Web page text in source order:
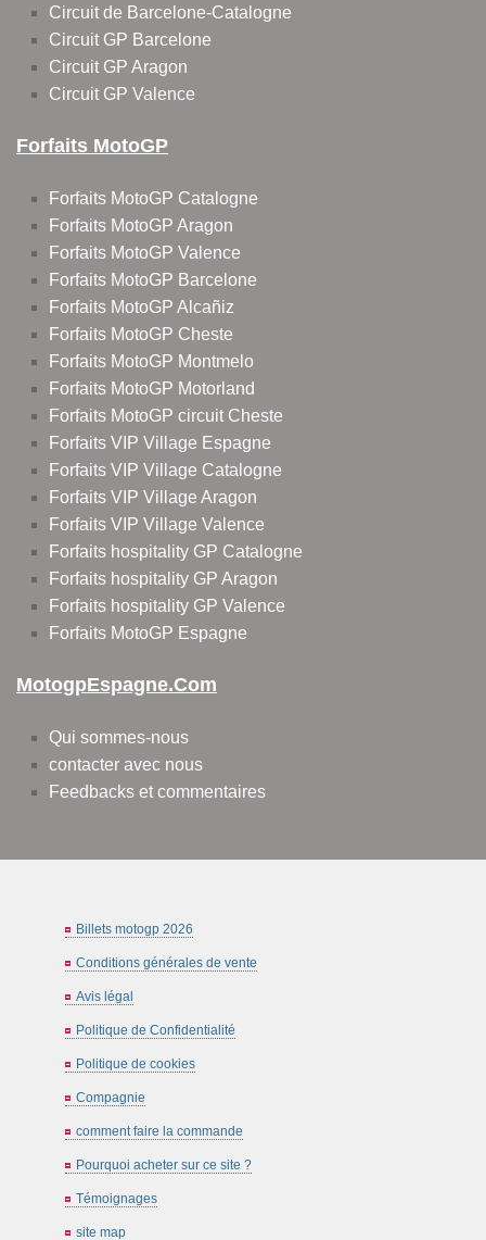
Circuit de Barcelone-Catalogne
Circuit GP Barcelone
Circuit GP Aragon
Circuit GP Valence
Forfaits MotoGP
Forfaits MotoGP Catalogne
Forfaits MotoGP Aragon
Forfaits MotoGP Valence
Forfaits MotoGP Barcelone
Forfaits MotoGP Alcañiz
Forfaits MotoGP Cheste
Forfaits MotoGP Montmelo
Forfaits MotoGP Motorland
Forfaits MotoGP circuit Cheste
Forfaits VIP Village Espagne
Forfaits VIP Village Catalogne
Forfaits VIP Village Aragon
Forfaits VIP Village Valence
Forfaits hospitality GP Catalogne
Forfaits hospitality GP Aragon
Forfaits hospitality GP Valence
Forfaits MotoGP Espagne
MotogpEspagne.com
Qui sommes-nous
contacter avec nous
Feedbacks et commentaires
Billets motogp 2026
Conditions générales de vente
Avis légal
Politique de Confidentialité
Politique de cookies
Compagnie
comment faire la commande
Pourquoi acheter sur ce site ?
Témoignages
site map